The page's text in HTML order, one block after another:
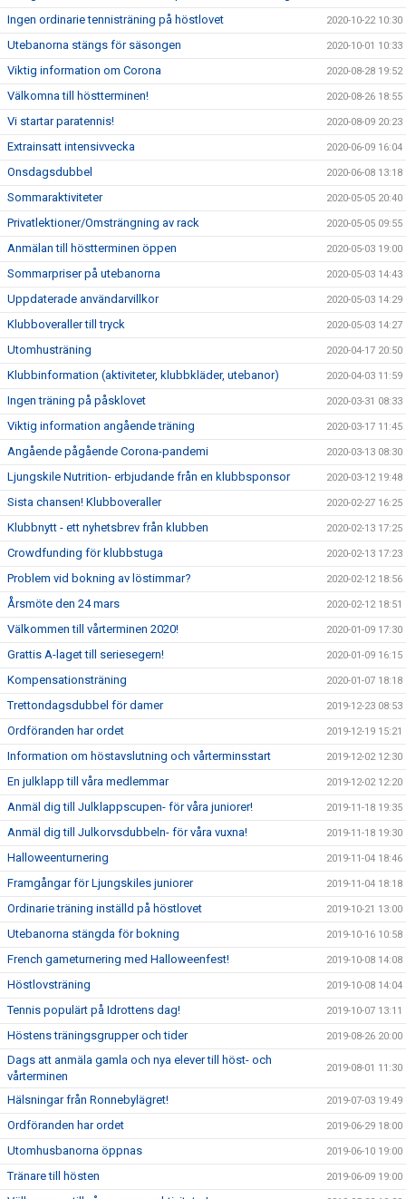
Ingen ordinarie tennisträning på höstlovet 2020-10-22 10:30
Utebanorna stängs för säsongen 2020-10-01 10:33
Viktig information om Corona 2020-08-28 19:52
Välkomna till höstterminen! 2020-08-26 18:55
Vi startar paratennis! 2020-08-09 20:23
Extrainsatt intensivvecka 2020-06-09 16:04
Onsdagsdubbel 2020-06-08 13:18
Sommaraktiviteter 2020-05-05 20:40
Privatlektioner/Omsträngning av rack 2020-05-05 09:55
Anmälan till höstterminen öppen 2020-05-03 19:00
Sommarpriser på utebanorna 2020-05-03 14:43
Uppdaterade användarvillkor 2020-05-03 14:29
Klubboveraller till tryck 2020-05-03 14:27
Utomhusträning 2020-04-17 20:50
Klubbinformation (aktiviteter, klubbkläder, utebanor) 2020-04-03 11:59
Ingen träning på påsklovet 2020-03-31 08:33
Viktig information angående träning 2020-03-17 11:45
Angående pågående Corona-pandemi 2020-03-13 08:30
Ljungskile Nutrition- erbjudande från en klubbsponsor 2020-03-12 19:48
Sista chansen! Klubboveraller 2020-02-27 16:25
Klubbnytt - ett nyhetsbrev från klubben 2020-02-13 17:25
Crowdfunding för klubbstuga 2020-02-13 17:23
Problem vid bokning av löstimmar? 2020-02-12 18:56
Årsmöte den 24 mars 2020-02-12 18:51
Välkommen till vårterminen 2020! 2020-01-09 17:30
Grattis A-laget till seriesegern! 2020-01-09 16:15
Kompensationsträning 2020-01-07 18:18
Trettondagsdubbel för damer 2019-12-23 08:53
Ordföranden har ordet 2019-12-19 15:21
Information om höstavslutning och vårterminsstart 2019-12-02 12:30
En julklapp till våra medlemmar 2019-12-02 12:20
Anmäl dig till Julklappscupen- för våra juniorer! 2019-11-18 19:35
Anmäl dig till Julkorvsdubbeln- för våra vuxna! 2019-11-18 19:30
Halloweenturnering 2019-11-04 18:46
Framgångar för Ljungskiles juniorer 2019-11-04 18:18
Ordinarie träning inställd på höstlovet 2019-10-21 13:00
Utebanorna stängda för bokning 2019-10-16 10:58
French gameturnering med Halloweenfest! 2019-10-08 14:08
Höstlovsträning 2019-10-08 14:04
Tennis populärt på Idrottens dag! 2019-10-07 13:11
Höstens träningsgrupper och tider 2019-08-26 20:00
Dags att anmäla gamla och nya elever till höst- och
vårterminen
2019-08-01 11:30
Hälsningar från Ronnebylägret! 2019-07-03 19:49
Ordföranden har ordet 2019-06-29 18:00
Utomhusbanorna öppnas 2019-06-10 19:00
Tränare till hösten 2019-06-09 19:00